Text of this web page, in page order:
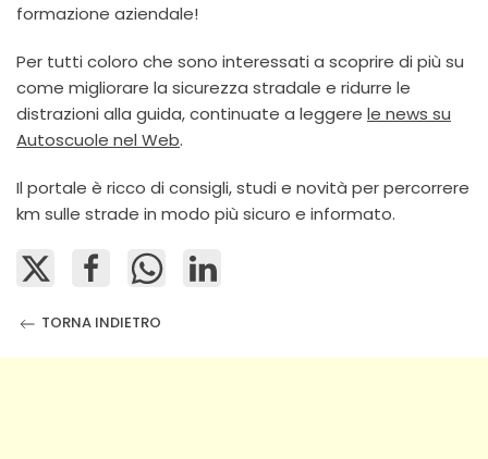
formazione aziendale!
Per tutti coloro che sono interessati a scoprire di più su
come migliorare la sicurezza stradale e ridurre le
distrazioni alla guida, continuate a leggere le news su
Autoscuole nel Web.
Il portale è ricco di consigli, studi e novità per percorrere
km sulle strade in modo più sicuro e informato.
TORNA INDIETRO